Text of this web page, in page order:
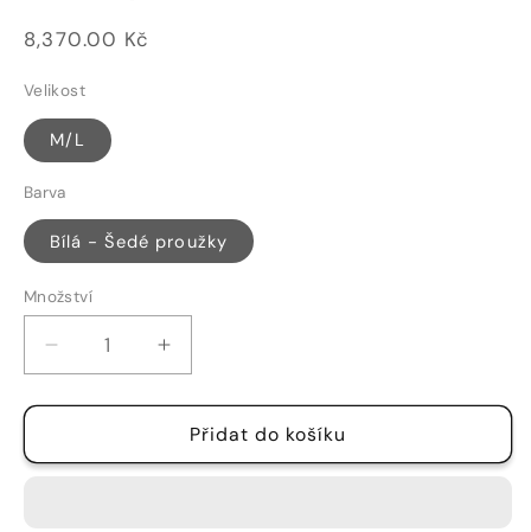
Běžná
8,370.00 Kč
Velikost
M/L
Barva
Bílá - Šedé proužky
Množství
Množství
-
Zvýšit
ŠATO/KABÁT
-
Přidat do košíku